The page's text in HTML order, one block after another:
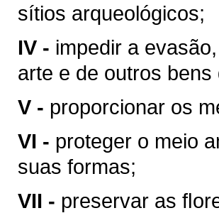
sítios arqueológicos;
IV - impedir a
arte e de outros
V - proporcionar os
VI - proteger o meio
suas formas;
VII - preservar as